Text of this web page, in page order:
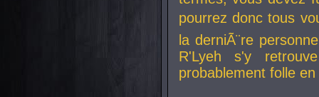
pourrez donc tous
la derniÃ¨re
R'Lyeh s'y
probablement folle